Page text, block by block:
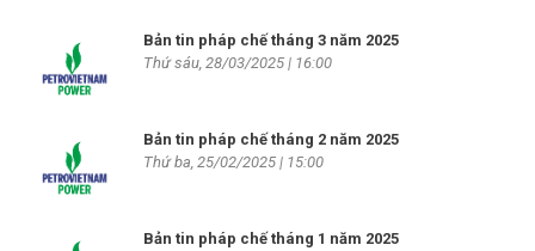
Bản tin pháp chế tháng 3 năm 2025
Thứ sáu, 28/03/2025 | 16:00
Bản tin pháp chế tháng 2 năm 2025
Thứ ba, 25/02/2025 | 15:00
Bản tin pháp chế tháng 1 năm 2025